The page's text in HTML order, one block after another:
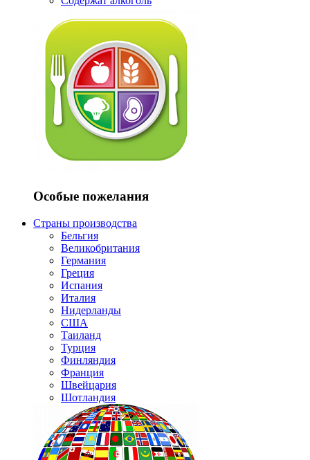
Особые пожелания
Страны производства
Бельгия
Великобритания
Германия
Греция
Испания
Италия
Нидерланды
США
Таиланд
Турция
Финляндия
Франция
Швейцария
Шотландия